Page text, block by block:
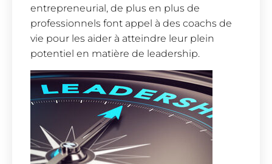
entrepreneurial, de plus en plus de
professionnels font appel à des coachs de
vie pour les aider à atteindre leur plein
potentiel en matière de leadership.